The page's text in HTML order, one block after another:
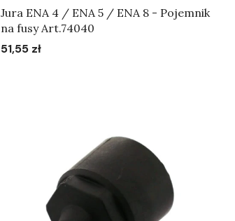
Jura ENA 4 / ENA 5 / ENA 8 - Pojemnik
na fusy Art.74040
Cena
51,55 zł